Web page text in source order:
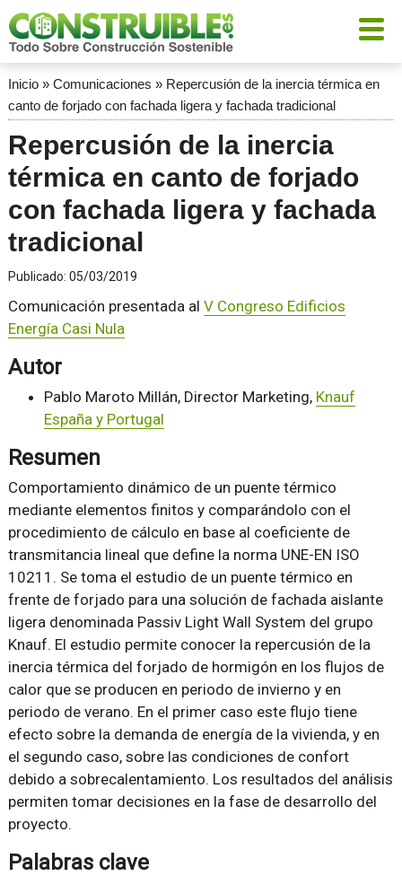
Inicio» Comunicaciones » Repercusión de la inercia térmica en
canto de forjado con fachada ligera y fachada tradicional
Repercusión de la inercia
térmica en canto de forjado
con fachada ligera y fachada
tradicional
Publicado: 05/03/2019
Comunicación presentada al V Congreso Edificios
Energía Casi Nula
Autor
Pablo Maroto Millán, Director Marketing, Knauf
España y Portugal
Resumen
Comportamiento dinámico de un puente térmico
mediante elementos finitos y comparándolo con el
procedimiento de cálculo en base al coeficiente de
transmitancia lineal que define la norma UNE-EN ISO
10211. Se toma el estudio de un puente térmico en
frente de forjado para una solución de fachada aislante
ligera denominada Passiv Light Wall System del grupo
Knauf. El estudio permite conocer la repercusión de la
inercia térmica del forjado de hormigón en los flujos de
calor que se producen en periodo de invierno y en
periodo de verano. En el primer caso este flujo tiene
efecto sobre la demanda de energía de la vivienda, y en
el segundo caso, sobre las condiciones de confort
debido a sobrecalentamiento. Los resultados del análisis
permiten tomar decisiones en la fase de desarrollo del
proyecto.
Palabras clave